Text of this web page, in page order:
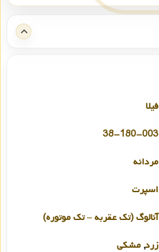
فیلا
38-180-003
مردانه
اسپرت
آنالوگ (تک عقربه – تک موتوره)
زرد, مشکی